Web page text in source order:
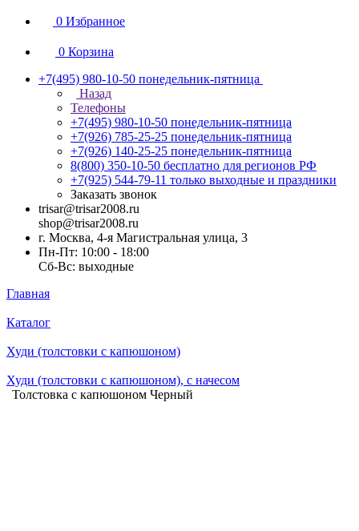
0 Избранное
0 Корзина
+7(495) 980-10-50 понедельник-пятница
Назад
Телефоны
+7(495) 980-10-50 понедельник-пятница
+7(926) 785-25-25 понедельник-пятница
+7(926) 140-25-25 понедельник-пятница
8(800) 350-10-50 бесплатно для регионов РФ
+7(925) 544-79-11 только выходные и праздники
Заказать звонок
trisar@trisar2008.ru
shop@trisar2008.ru
г. Москва, 4-я Магистральная улица, 3
Пн-Пт: 10:00 - 18:00
Сб-Вс: выходные
Главная
Каталог
Худи (толстовки с капюшоном)
Худи (толстовки c капюшоном), с начесом
Толстовка с капюшоном Черный